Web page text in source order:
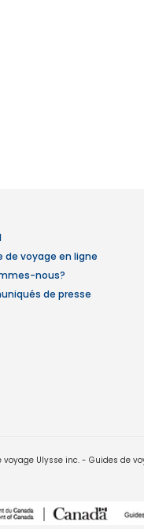
de voyage en ligne
nous?
de presse
Ulysse inc. - Guides de